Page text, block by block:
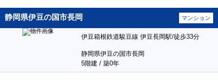
静岡県伊豆の国市長岡 マンション
伊豆箱根鉄道駿豆線 伊豆長岡駅/徒歩33分
静岡県伊豆の国市長岡
5階建 / 築0年